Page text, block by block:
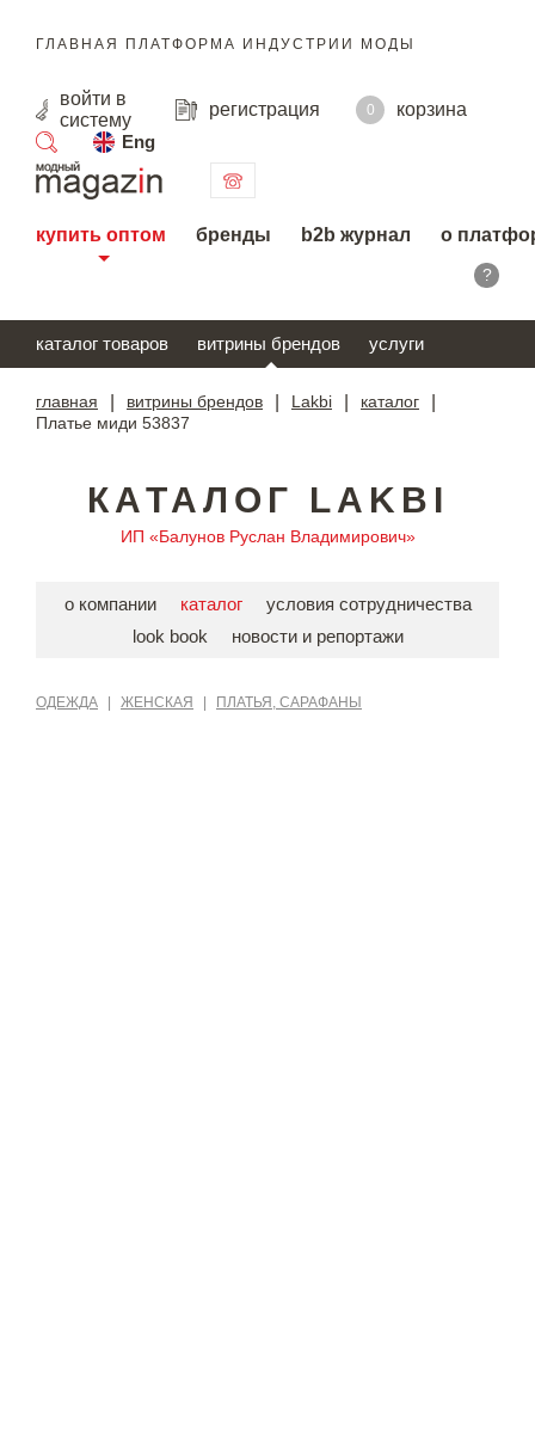
ГЛАВНАЯ ПЛАТФОРМА ИНДУСТРИИ МОДЫ
войти в
систему
регистрация 0
корзина
Eng
поиск
купить оптом бренды b2b журнал о
?
каталог товаров витрины брендов услуги
главная витрины брендов Lakbi каталог
Платье миди 53837
КАТАЛОГ LAKBI
ИП «Балунов Руслан Владимирович»
о компании каталог
условия сотрудничества
look book
новости и репортажи
ОДЕЖДА ЖЕНСКАЯ ПЛАТЬЯ, САРАФАНЫ